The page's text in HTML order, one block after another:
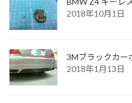
2018年10月1日
3Mブラックカー
2018年1月13日